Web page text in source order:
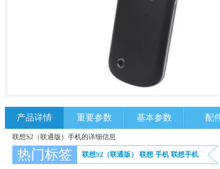
产品详情 重要参数 基本参数 配
联想S2（联通版）手机的详细信息
热门标签 联想S2（联通版） 联想 手机 联想手机